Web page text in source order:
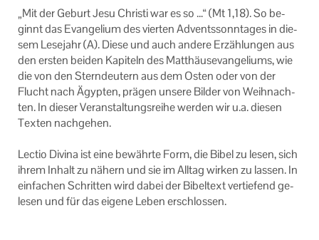
„Mit der Ge­burt Jesu Chris­ti war es so …“ (Mt 1,18). So be­
ginnt das Evan­ge­li­um des vier­ten Ad­vents­sonn­ta­ges in die­
sem Le­se­jahr (A). Diese und auch an­de­re Er­zäh­lun­gen aus
den ers­ten bei­den Ka­pi­teln des Mat­thä­us­evan­ge­li­ums, wie
die von den Stern­deu­tern aus dem Osten oder von der
Flucht nach Ägyp­ten, prä­gen un­se­re Bil­der von Weih­nach­
ten. In die­ser Ver­an­stal­tungs­rei­he wer­den wir u.a. die­sen
Tex­ten nach­ge­hen.
Lec­tio Di­vina ist eine be­währ­te Form, die Bibel zu lesen, sich
ihrem In­halt zu nä­hern und sie im All­tag wir­ken zu las­sen. In
ein­fa­chen Schrit­ten wird dabei der Bi­bel­text ver­tie­fend ge­
le­sen und für das ei­ge­ne Leben er­schlos­sen.
Veranstaltungen im Bistum Augsburg
Online Veranstaltungen
Links
Unser Auftrag
Ihr Kontakt zu uns
Impressum
Datenschutzerklärung